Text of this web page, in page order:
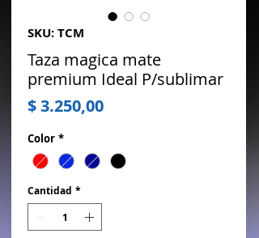
SKU: TCM
Taza magica mate
premium Ideal P/sublimar
$ 3.250,00Precio
Color *
Cantidad *